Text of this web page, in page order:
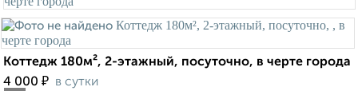
Коттедж 180м², 2-этажный, посуточно, в черте города
4 000 ₽ в сутки